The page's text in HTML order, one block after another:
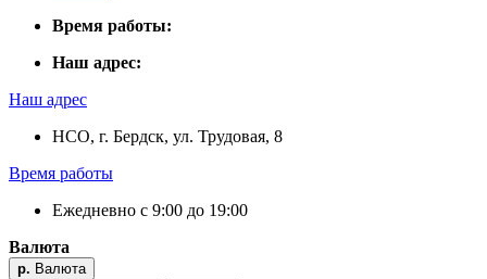
Время работы:
Наш адрес:
Наш адрес
НСО, г. Бердск, ул. Трудовая, 8
Время работы
Ежедневно с 9:00 до 19:00
Валюта
р. Валюта